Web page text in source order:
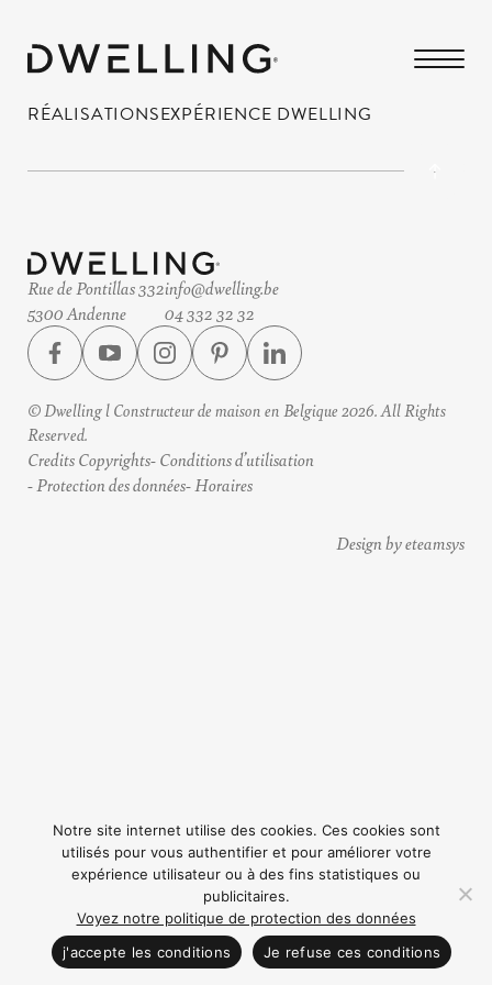
RÉALISATIONSEXPÉRIENCE DWELLING
CONTACTEZ NOUS
Rue de Pontillas 332
5300 Andenne
info@dwelling.be
04 332 32 32
© Dwelling l Constructeur de maison en Belgique 2026. All Rights
Reserved.
Credits Copyrights Conditions d’utilisation
Protection des données Horaires
Design by eteamsys
Notre site internet utilise des cookies. Ces cookies sont
utilisés pour vous authentifier et pour améliorer votre
expérience utilisateur ou à des fins statistiques ou
publicitaires.
Voyez notre politique de protection des données
j'accepte les conditions
Je refuse ces conditions